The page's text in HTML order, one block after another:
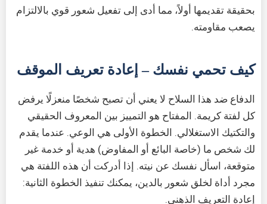
بحقيقة تقديمها أولاً، مما أدى إلى تفعيل شعور قوي بالالتزام
يصعب مقاومته.
كيف تحمي نفسك – إعادة تعريف الموقف
الدفاع ضد هذا السلاح لا يعني أن تصبح شخصًا منعزلًا يرفض
كل لفتة كريمة. المفتاح هو التمييز بين المعروف الحقيقي
والتكتيك الاستغلالي. الخطوة الأولى هي الوعي. عندما يقدم
لك شخص ما (خاصة البائع أو المفاوض) هدية أو خدمة غير
متوقعة، اسأل نفسك عن نيته. إذا أدركت أن هذه اللفتة هي
مجرد أداة لخلق شعور بالدين، يمكنك تنفيذ الخطوة الثانية:
إعادة التعريف الذهني.